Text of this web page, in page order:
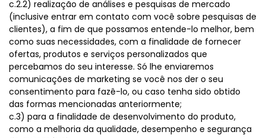
c.2.2) realização de análises e pesquisas de mercado
(inclusive entrar em contato com você sobre pesquisas de
clientes), a fim de que possamos entende-lo melhor, bem
como suas necessidades, com a finalidade de fornecer
ofertas, produtos e serviços personalizados que
percebamos do seu interesse. Só lhe enviaremos
comunicações de marketing se você nos der o seu
consentimento para fazê-lo, ou caso tenha sido obtido
das formas mencionadas anteriormente;
c.3) para a finalidade de desenvolvimento do produto,
como a melhoria da qualidade, desempenho e segurança